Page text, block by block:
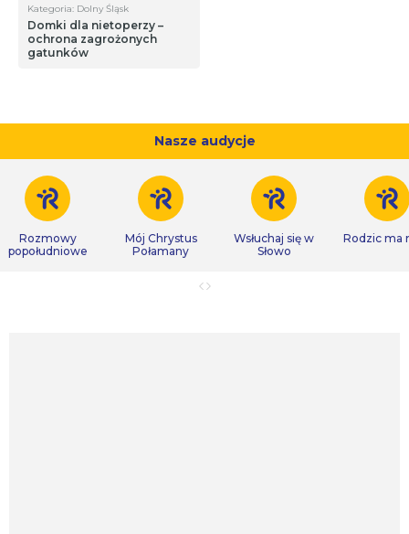
Kategoria: Dolny Śląsk
Domki dla nietoperzy –
ochrona zagrożonych
gatunków
Nasze audycje
Rozmowy
popołudniowe
Mój Chrystus
Połamany
Wsłuchaj się w
Słowo
Rodzic ma